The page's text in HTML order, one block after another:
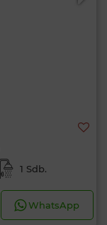
1 Sdb.
WhatsApp